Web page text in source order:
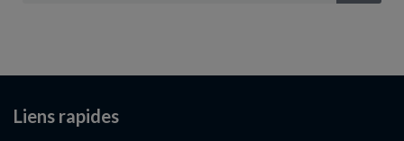
Liens rapides